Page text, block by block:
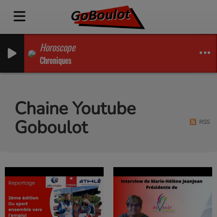
Horoscope
Chroniques
Chaine Youtube
Goboulot RSS